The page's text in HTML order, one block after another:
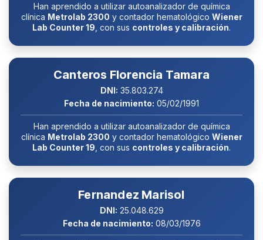
Han aprendido a utilizar autoanalizador de química
clínica Metrolab 2300 y contador hematológico Wiener
Lab Counter 19 , con sus controles y calibración.
Canteros Florencia Tamara
DNI: 35.803.274
Fecha de nacimiento: 05/02/1991
Han aprendido a utilizar autoanalizador de química
clínica Metrolab 2300 y contador hematológico Wiener
Lab Counter 19 , con sus controles y calibración.
Fernandez Marisol
DNI: 25.048.629
Fecha de nacimiento: 08/03/1976